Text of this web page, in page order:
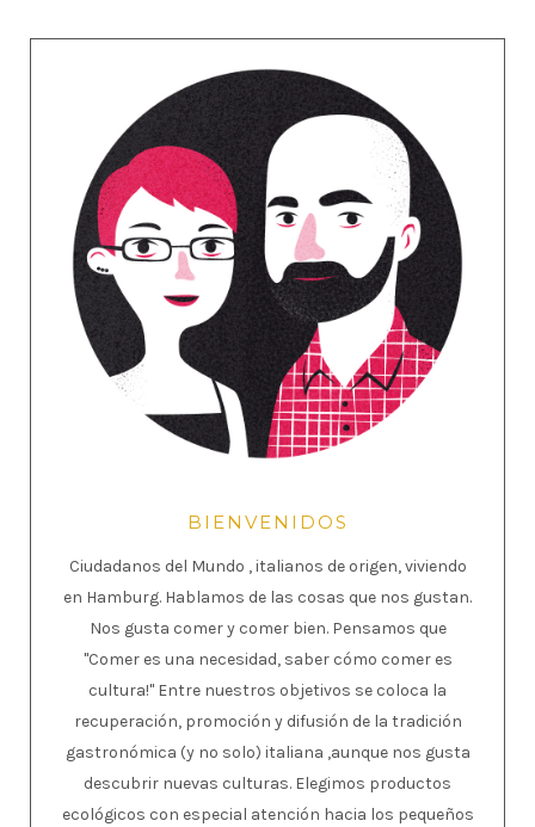
BIENVENIDOS
Ciudadanos del Mundo , italianos de origen, viviendo
en Hamburg. Hablamos de las cosas que nos gustan.
Nos gusta comer y comer bien. Pensamos que
"Comer es una necesidad, saber cómo comer es
cultura!" Entre nuestros objetivos se coloca la
recuperación, promoción y difusión de la tradición
gastronómica (y no solo) italiana ,aunque nos gusta
descubrir nuevas culturas. Elegimos productos
ecológicos con especial atención hacia los pequeños